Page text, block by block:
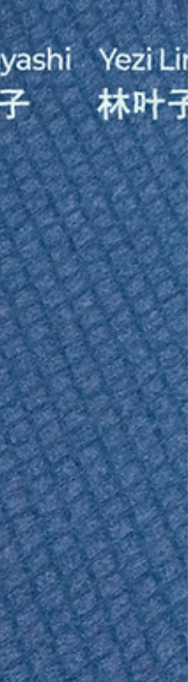
はなく、 内にあるものに耳を澄ませること。 空
を抱えながら立ち上がるかたちの中に、 静かに満
ちていく感覚を探ります。 ー 会場のDiEGOでは
生の頃に初めての個展を開催させていただいて以
来、今回で4度目となります。 これまで繰り返し
展をさせていただいてきた中で、 毎回自分自身の
制作について見つめ直し、また1歩踏み出すきっ
けを作ってくださってきた場所です。 だからこそ
今回はひとつの試みとして、異素材を組み合わせ
ず、陶のみで制作した作品を展示いたします。 陶
だけの作品はこれまでにも制作してきましたが、
このように焦点を当てて展示をするのは初めてで
す。 あらためて大事なことを見つめ直す機会をい
ただけたことを、嬉しく感じています。 内部に空
洞を抱えながら形作られていく陶という素材と、
いつも以上にしっかり向き合いながら 「〈 満ち
る〉とは何か」をじっくり探っています。 ご覧い
ただく皆さまがどのように受